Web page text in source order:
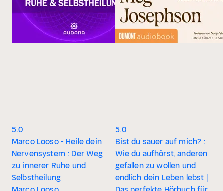
5.0
Marco Looso - Heile dein
Nervensystem : Der Weg
zu innerer Ruhe und
Selbstheilung
Marco Looso
5.0
Bist du sauer auf mich? :
Wie du aufhörst, anderen
gefallen zu wollen und
endlich dein Leben lebst |
Das perfekte Hörbuch für